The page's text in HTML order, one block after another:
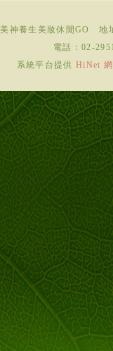
美神養生美妝休閒GO
地
電話： 02-
系統平台提供HiNet